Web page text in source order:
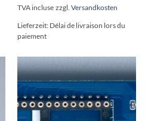
produit
plusieurs
variations.
options
peuvent
être
choisies
sur
la
page
TVA incluse zzgl. Versandkosten
Lieferzeit: Délai de livraison lors du
paiement